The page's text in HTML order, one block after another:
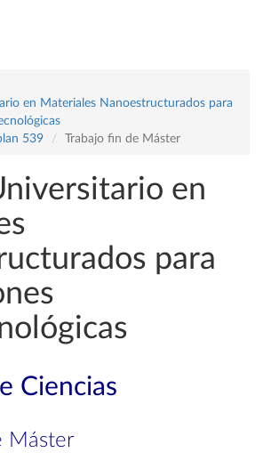
en Materiales Nanoestructurados para
539
Trabajo fin de Máster
en
para
Ciencias
Máster